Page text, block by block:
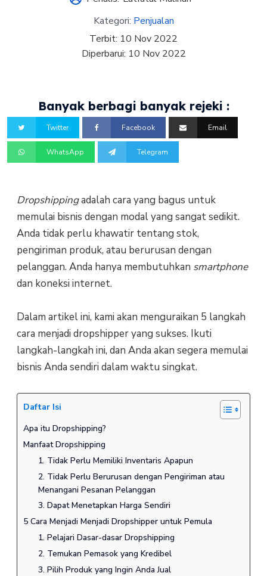
Kategori: Penjualan
Terbit: 10 Nov 2022
Diperbarui: 10 Nov 2022
Banyak berbagi banyak rejeki :
Twitter Facebook Email
WhatsApp Telegram
Dropshippingadalah cara yang bagus untuk
memulai bisnis dengan modal yang sangat sedikit.
Anda tidak perlu khawatir tentang stok,
pengiriman produk, atau berurusan dengan
pelanggan. Anda hanya membutuhkan smartphone
dan koneksi internet.
Dalam artikel ini, kami akan menguraikan 5 langkah
cara menjadi dropshipper yang sukses. Ikuti
langkah-langkah ini, dan Anda akan segera memulai
bisnis Anda sendiri dalam waktu singkat.
Daftar Isi
Apa itu Dropshipping?
Manfaat Dropshipping
1. Tidak Perlu Memiliki Inventaris Apapun
2. Tidak Perlu Berurusan dengan Pengiriman atau
Menangani Pesanan Pelanggan
3. Dapat Menetapkan Harga Sendiri
5 Cara Menjadi Menjadi Dropshipper untuk Pemula
1. Pelajari Dasar-dasar Dropshipping
2. Temukan Pemasok yang Kredibel
3. Pilih Produk yang Ingin Anda Jual